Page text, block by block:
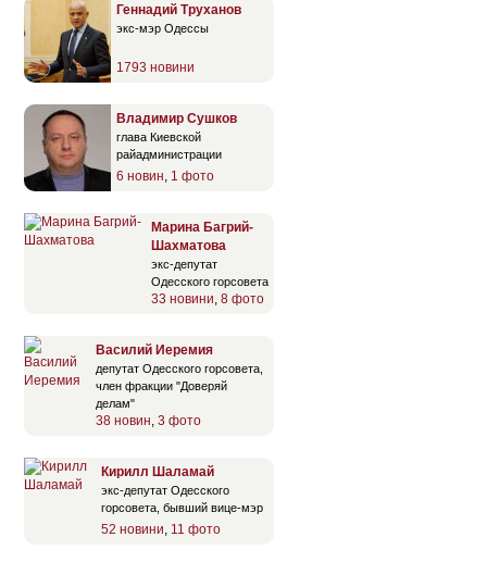
Геннадий Труханов
экс-мэр Одессы
1793 новини
Владимир Сушков
глава Киевской
райадминистрации
6 новин 1 фото
Марина Багрий-
Шахматова
экс-депутат
Одесского горсовета
33 новини 8 фото
Василий Иеремия
депутат Одесского горсовета,
член фракции "Доверяй
делам"
38 новин 3 фото
Кирилл Шаламай
экс-депутат Одесского
горсовета, бывший вице-мэр
52 новини 11 фото